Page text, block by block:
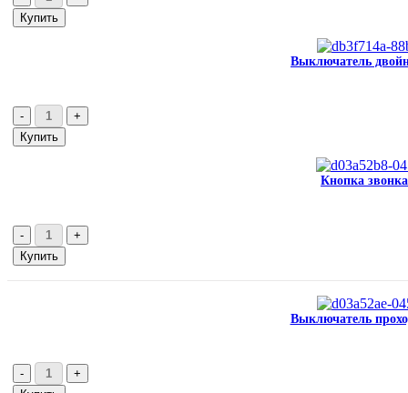
Выключатель
Кнопка
Выключатель